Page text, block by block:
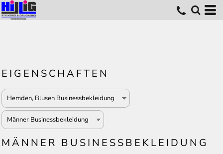
EIGENSCHAFTEN
MÄNNER BUSINESSBEKLEIDUNG